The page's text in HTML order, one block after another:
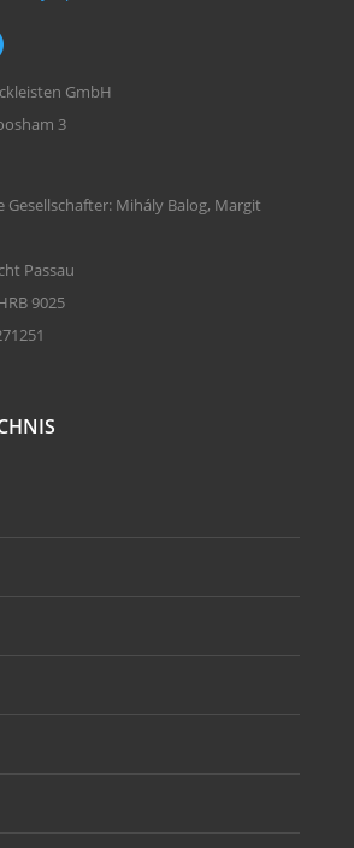
GmbH
3
Gesellschafter: Mihály Balog, Margit
Passau
9025